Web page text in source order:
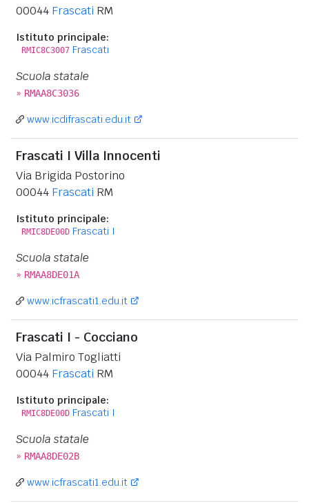
00044 Frascati RM
Istituto principale:
RMIC8C3007 Frascati
Scuola statale
» RMAA8C3036
www.icdifrascati.edu.it
Frascati I Villa Innocenti
Via Brigida Postorino
00044 Frascati RM
Istituto principale:
RMIC8DE00D Frascati I
Scuola statale
» RMAA8DE01A
www.icfrascati1.edu.it
Frascati I - Cocciano
Via Palmiro Togliatti
00044 Frascati RM
Istituto principale:
RMIC8DE00D Frascati I
Scuola statale
» RMAA8DE02B
www.icfrascati1.edu.it